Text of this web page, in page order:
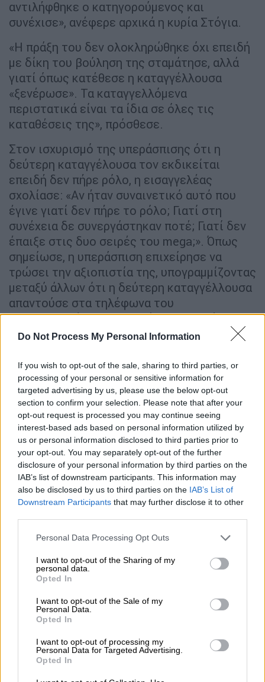
Do Not Process My Personal Information
If you wish to opt-out of the sale, sharing to third parties, or
processing of your personal or sensitive information for
targeted advertising by us, please use the below opt-out
section to confirm your selection. Please note that after your
opt-out request is processed you may continue seeing
interest-based ads based on personal information utilized by
us or personal information disclosed to third parties prior to
your opt-out. You may separately opt-out of the further
disclosure of your personal information by third parties on the
IAB’s list of downstream participants. This information may
also be disclosed by us to third parties on the IAB’s List of
Downstream Participants that may further disclose it to other
Please note that this website/app uses one or more Google
not limited to your visit or usage behaviour. You may click to
grant or deny consent to Google and its third-party tags to
use your data for below specified purposes in below Google
consent section.
Personal Data Processing Opt Outs
I want to opt-out of the Sharing of my
personal data.
Opted In
I want to opt-out of the Sale of my
Personal Data.
Opted In
I want to opt-out of processing my
Personal Data for Targeted Advertising.
Opted In
αντιλήφθηκε ο κατηγορούμενος και
συνέχισε», ανέφερε αρχικά η κυρία Στόγια.
«Η πράξη του δεν ολοκληρώθηκε όχι επειδή
με δίκη του βούληση της σταμάτησε, αλλά
γιατί όπως κατέθεσε η καταγγέλλουσα
«ξενέρωσε». Τα καταγγελλόμενα
περιστατικά είναι τα ίδια σε όλες τις
καταθέσεις της», πρόσθεσε.
Στον ισχυρισμό της υπεράσπισης ότι η
δεύτερη καταγγέλουσα τον εκδικείται
επειδή δεν πήρε ρόλο, η εισαγγελέας
σχολίασε: «Αν ήταν συναινετικό αυτό που
έγινε γιατί δεν πήρε το ρόλο; Γιατί στη
συνέχεια δε συνεργάστηκαν ποτέ; Γιατί δεν
έπαιξε στις δυο σειρές του mega;». Όπως
σημείωσε, η υπεράσπιση επιχείρησε να
τρώσει την αξιοπιστία της, υπογραμμίζοντας
μεταξύ άλλων ότι η δεύτερη καταγγέλλουσα
απαντούσε στα τηλέφωνα του
κατηγορουμένου και στα όσα ερωτικά της
έλεγε.
Αθώωση για το αδίκημα του βιασμού
προτείνει η εισαγγελέας
Την αθώωση του Πέτρου Φιλιππίδη
προτείνει νωρίτερα η εισαγγελέας για το
αδίκημα του βιασμού. «Εκτιμώντας όλο το
αποδεικτικό υλικό αδυνατώ καταλήξω στο
τι ακριβώς συνέβη. Έχω αμφιβολίες. Μπορεί
να συνέβησαν τα γεγονότα όπως τα λέει η
καταγγέλλουσα στο δικαστήριο, αλλά το
δικαστήριο δεν μπορεί να καταδικάσει με
αμφιβολίες. Οι διαφοροποιήσεις στις
καταθέσεις της πρώτης καταγγέλλουσας
δεν είναι λεπτομέρειες. Υπάρχουν
αμφιβολίες για το τι ακριβώς συνέβη. Για
τον κατ’ εξακολούθηση βιασμό θα προτείνω
να τον κηρύξει αθώο», είπε η εισαγγελέας
κατά την αγόρευσή της.
Δίκη Φιλιππίδη: Το σκεπτικό της
εισαγγελέως